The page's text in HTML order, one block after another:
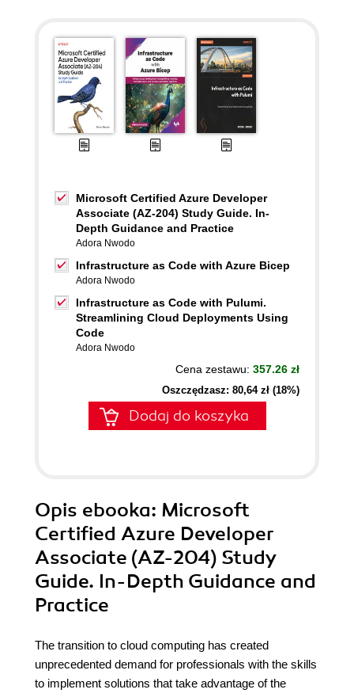
Microsoft Certified Azure Developer
Associate (AZ-204) Study Guide. In-
Depth Guidance and Practice
Adora Nwodo
Infrastructure as Code with Azure Bicep
Adora Nwodo
Infrastructure as Code with Pulumi.
Streamlining Cloud Deployments Using
Code
Adora Nwodo
Cena zestawu: 357.26 zł
Oszczędzasz: 80,64 zł (18%)
Dodaj do koszyka
Opis ebooka: Microsoft
Certified Azure Developer
Associate (AZ-204) Study
Guide. In-Depth Guidance and
Practice
The transition to cloud computing has created
unprecedented demand for professionals with the skills
to implement solutions that take advantage of the